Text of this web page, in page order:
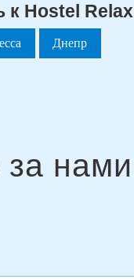
к Hostel
Днепр